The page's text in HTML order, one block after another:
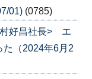
01) (0785)
好昌社長> エ
た（2024年6月2